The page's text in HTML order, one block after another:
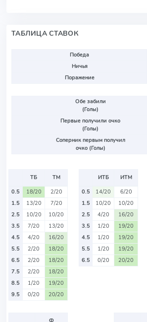
ТАБЛИЦА СТАВОК
Победа
Ничья
Поражение
Обе забили
(Голы)
Первые получили очко
(Голы)
Соперник первым получил
очко (Голы)
ТБ
ТМ
0.5
18/20
2/20
1.5
13/20
7/20
2.5
10/20
10/20
3.5
7/20
13/20
4.5
4/20
16/20
5.5
2/20
18/20
6.5
2/20
18/20
7.5
2/20
18/20
8.5
1/20
19/20
9.5
0/20 20/20
ИТБ
ИТМ
0.5
14/20
6/20
1.5
10/20
10/20
2.5
4/20
16/20
3.5
1/20
19/20
4.5
1/20
19/20
5.5
1/20
19/20
6.5
0/20 20/20